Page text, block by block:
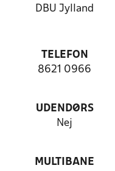
DBU Jylland
TELEFON
8621 0966
UDENDØRS
Nej
MULTIBANE